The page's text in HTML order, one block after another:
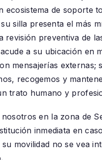
ecosistema de soporte
su silla presenta el más
revisión preventiva de
a su ubicación en
mensajerías externas;
recogemos y
trato humano y
en la zona de
inmediata en
movilidad no se vea